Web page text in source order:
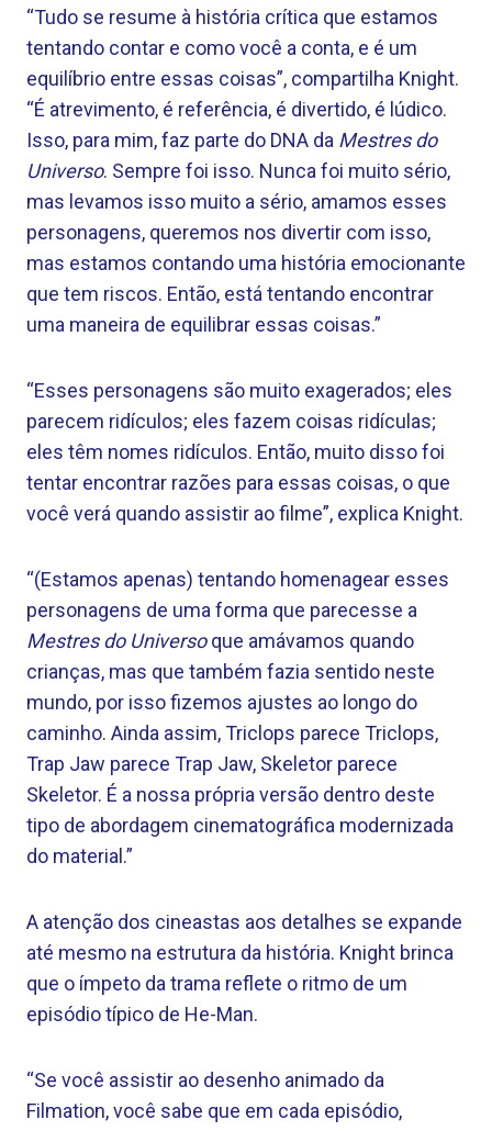
“Tudo se resume à história crítica que estamos
tentando contar e como você a conta, e é um
equilíbrio entre essas coisas”, compartilha Knight.
“É atrevimento, é referência, é divertido, é lúdico.
Isso, para mim, faz parte do DNA da Mestres do
Universo. Sempre foi isso. Nunca foi muito sério,
mas levamos isso muito a sério, amamos esses
personagens, queremos nos divertir com isso,
mas estamos contando uma história emocionante
que tem riscos. Então, está tentando encontrar
uma maneira de equilibrar essas coisas.”
“Esses personagens são muito exagerados; eles
parecem ridículos; eles fazem coisas ridículas;
eles têm nomes ridículos. Então, muito disso foi
tentar encontrar razões para essas coisas, o que
você verá quando assistir ao filme”, ​​explica Knight.
“(Estamos apenas) tentando homenagear esses
personagens de uma forma que parecesse a
Mestres do Universoque amávamos quando
crianças, mas que também fazia sentido neste
mundo, por isso fizemos ajustes ao longo do
caminho. Ainda assim, Triclops parece Triclops,
Trap Jaw parece Trap Jaw, Skeletor parece
Skeletor. É a nossa própria versão dentro deste
tipo de abordagem cinematográfica modernizada
do material.”
A atenção dos cineastas aos detalhes se expande
até mesmo na estrutura da história. Knight brinca
que o ímpeto da trama reflete o ritmo de um
episódio típico de He-Man.
“Se você assistir ao desenho animado da
Filmation, você sabe que em cada episódio,